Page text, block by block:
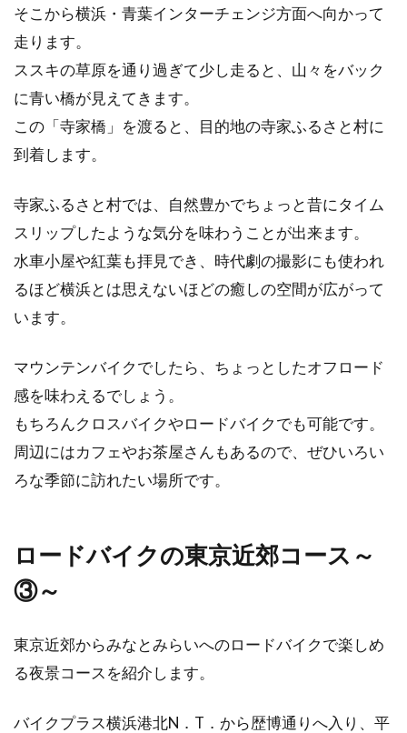
そこから横浜・青葉インターチェンジ方面へ向かって
走ります。
ススキの草原を通り過ぎて少し走ると、山々をバック
に青い橋が見えてきます。
この「寺家橋」を渡ると、目的地の寺家ふるさと村に
到着します。
寺家ふるさと村では、自然豊かでちょっと昔にタイム
スリップしたような気分を味わうことが出来ます。
水車小屋や紅葉も拝見でき、時代劇の撮影にも使われ
るほど横浜とは思えないほどの癒しの空間が広がって
います。
マウンテンバイクでしたら、ちょっとしたオフロード
感を味わえるでしょう。
もちろんクロスバイクやロードバイクでも可能です。
周辺にはカフェやお茶屋さんもあるので、ぜひいろい
ろな季節に訪れたい場所です。
ロードバイクの東京近郊コース～
③～
東京近郊からみなとみらいへのロードバイクで楽しめ
る夜景コースを紹介します。
バイクプラス横浜港北N．T．から歴博通りへ入り、平